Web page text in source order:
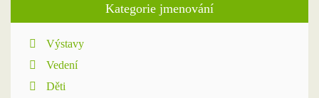
Kategorie jmenování
Výstavy
Vedení
Děti